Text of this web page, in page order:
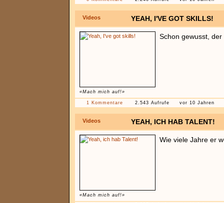
Videos YEAH, I'VE GOT SKILLS!
«Mach mich auf!»
Schon gewusst, der
1 Kommentare 2.543 Aufrufe vor 10 Jahren
Videos YEAH, ICH HAB TALENT!
«Mach mich auf!»
Wie viele Jahre er